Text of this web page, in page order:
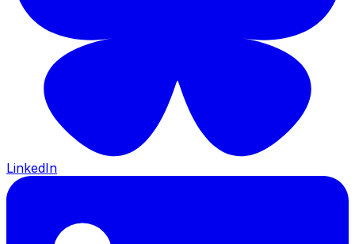
LinkedIn